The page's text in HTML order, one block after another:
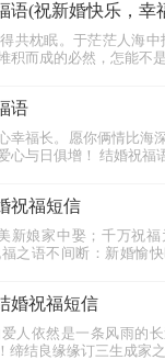
语(祝新婚快乐，幸
共枕眠。于茫茫人海
积而成的必然，怎能不
语
幸福长。愿你俩情比海
心与日俱增！ 结婚祝福
祝福短信
新娘家中娶；千万祝
之语不间断：新婚愉
婚祝福短信
人依然是一条风雨的
缔结良缘缘订三生成家